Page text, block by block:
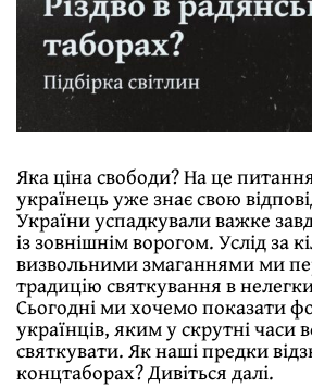
Яка ціна свободи? На це
українець уже знає свою
України успадкували важке
із зовнішнім ворогом. Услід за
визвольними змаганнями ми
традицію святкування в
Сьогодні ми хочемо показати
українців, яким у скрутні часи
святкувати. Як наші предки
концтаборах? Дивіться далі.